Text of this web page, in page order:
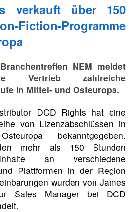
verkauft über 150
Fiction-Programme
NEM meldet
Vertrieb zahlreiche
in Mittel- und Osteuropa.
DCD Rights hat eine
von Lizenzabschlüssen in
bekanntgegeben.
mehr als 150 Stunden
an verschiedene
Plattformen in der Region
wurden von James
Sales Manager bei DCD